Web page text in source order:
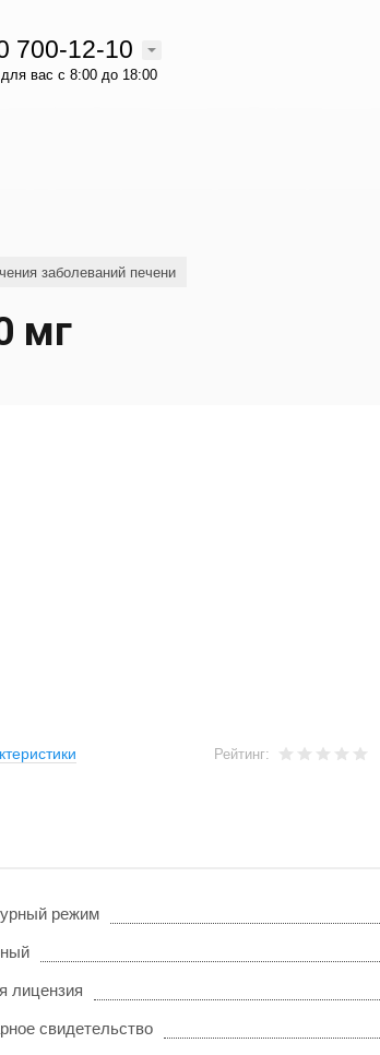
700-12-10
вас с 8:00 до 18:00
заболеваний печени
мг
Рейтинг:
режим
лицензия
свидетельство